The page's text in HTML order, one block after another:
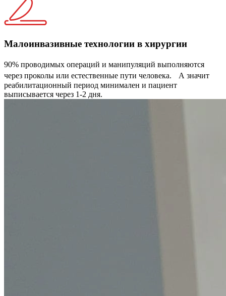
Малоинвазивные технологии в хирургии
90% проводимых операций и манипуляций выполняются
через проколы или естественные пути человека. А значит
реабилитационный период минимален и пациент
выписывается через 1-2 дня.